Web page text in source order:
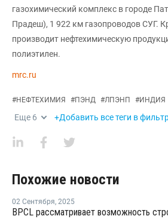
газохимический комплекс в городе
Прадеш), 1 922 км газопроводов СУГ.
производит нефтехимическую
полиэтилен.
mrc.ru
#НЕФТЕХИМИЯ #ПЭНД #ЛПЭНП #ИНДИЯ
Еще 6 +Добавить все теги в
Похожие новости
02 Сентября, 2025